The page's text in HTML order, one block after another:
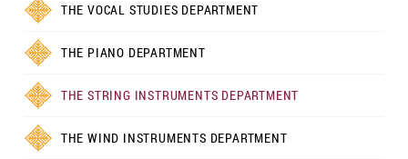
THE VOCAL STUDIES DEPARTMENT
THE PIANO DEPARTMENT
THE STRING INSTRUMENTS DEPARTMENT
THE WIND INSTRUMENTS DEPARTMENT